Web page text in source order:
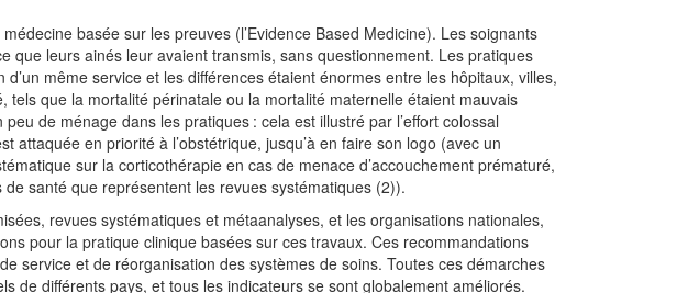
basée sur les preuves (l’Evidence Based Medicine). Les soignants
que leurs ainés leur avaient transmis, sans questionnement. Les pratiques
d’un même service et les différences étaient énormes entre les hôpitaux, villes,
tels que la mortalité périnatale ou la mortalité maternelle étaient mauvais
de ménage dans les pratiques : cela est illustré par l’effort colossal
attaquée en priorité à l’obstétrique, jusqu’à en faire son logo (avec un
sur la corticothérapie en cas de menace d’accouchement prématuré,
santé que représentent les revues systématiques (2)).
revues systématiques et métaanalyses, et les organisations nationales,
pour la pratique clinique basées sur ces travaux. Ces recommandations
service et de réorganisation des systèmes de soins. Toutes ces démarches
de différents pays, et tous les indicateurs se sont globalement améliorés.